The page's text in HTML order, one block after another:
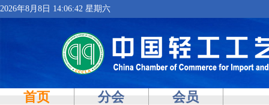
2026年8月8日 14:06:43 星期六
首页 分会 会员